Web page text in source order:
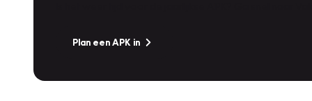
Plan een APK in